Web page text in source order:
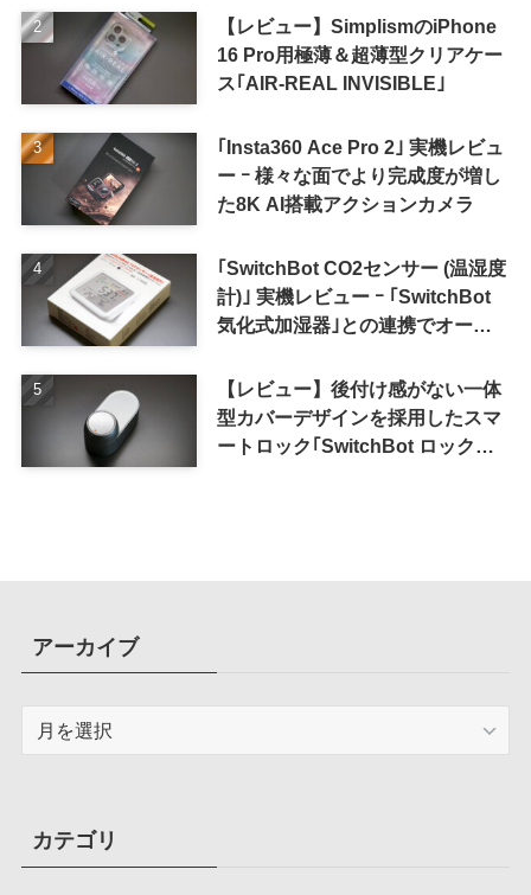
【レビュー】SimplismのiPhone
16 Pro用極薄＆超薄型クリアケー
ス｢AIR-REAL INVISIBLE｣
｢Insta360 Ace Pro 2｣ 実機レビュ
ー ｰ 様々な面でより完成度が増し
た8K AI搭載アクションカメラ
｢SwitchBot CO2センサー (温湿度
計)｣ 実機レビュー ｰ ｢SwitchBot
気化式加湿器｣との連携でオート
【レビュー】後付け感がない一体
型カバーデザインを採用したスマ
ートロック｢SwitchBot ロック
アーカイブ
ブカテゴリ